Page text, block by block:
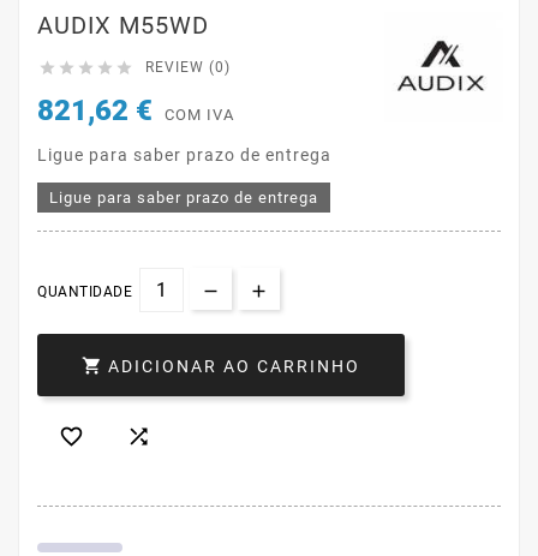
AUDIX M55WD
     REVIEW (0)
821,62 € COM IVA
Ligue para saber prazo de entrega
Ligue para saber prazo de entrega
QUANTIDADE
 ADICIONAR AO CARRINHO
 